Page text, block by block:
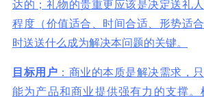
达的；礼物的贵重更应该是决定送礼
程度（价值适合、时间合适、形势适
时送送什么成为解决本问题的关键。
目标用户 ：商业的本质是解决需求，
能为产品和商业提供强有力的支撑